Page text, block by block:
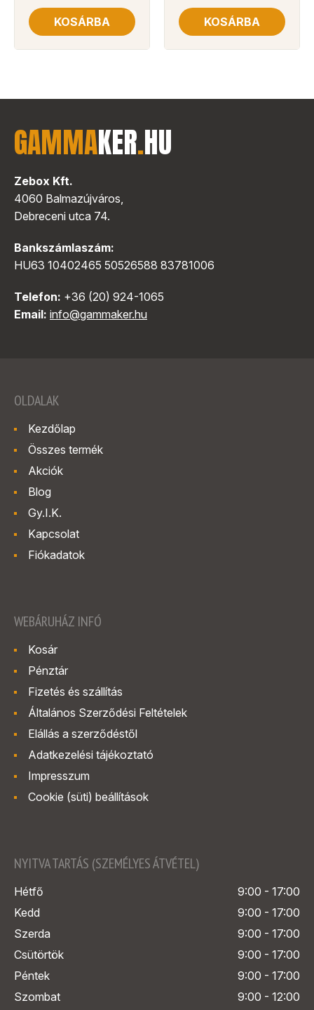
KOSÁRBA KOSÁRBA
GAMMAKER.HU
Zebox Kft.
4060 Balmazújváros,
Debreceni utca 74.
Bankszámlaszám:
HU63 10402465 50526588 83781006
Telefon: +36 (20) 924-1065
Email: info@gammaker.hu
OLDALAK
Kezdőlap
Összes termék
Akciók
Blog
Gy.I.K.
Kapcsolat
Fiókadatok
WEBÁRUHÁZ INFÓ
Kosár
Pénztár
Fizetés és szállítás
Általános Szerződési Feltételek
Elállás a szerződéstől
Adatkezelési tájékoztató
Impresszum
Cookie (süti) beállítások
NYITVA TARTÁS (SZEMÉLYES ÁTVÉTEL)
Hétfő
9:00 - 17:00
Kedd
9:00 - 17:00
Szerda
9:00 - 17:00
Csütörtök
9:00 - 17:00
Péntek
9:00 - 17:00
Szombat
9:00 - 12:00